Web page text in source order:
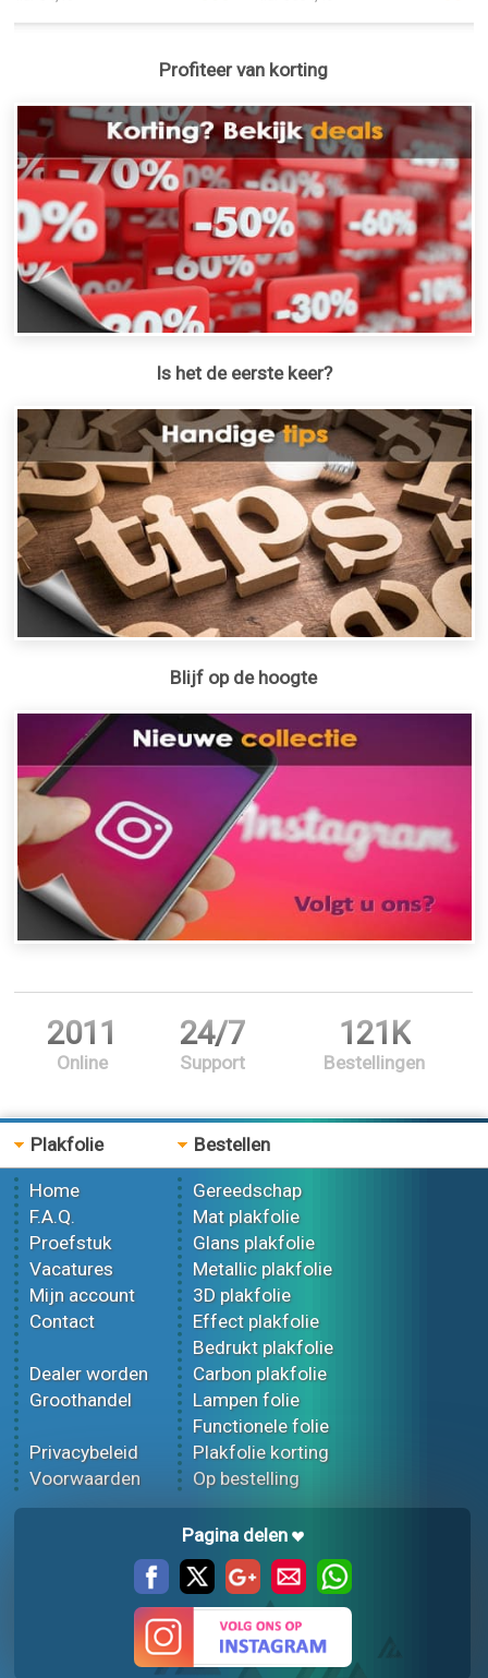
Profiteer van korting
Is het de eerste keer?
Blijf op de hoogte
2011
Online
24/7
Support
121K
Bestellingen
Plakfolie
Home
F.A.Q.
Proefstuk
Vacatures
Mijn account
Contact
Dealer worden
Groothandel
Privacybeleid
Voorwaarden
Bestellen
Gereedschap
Mat plakfolie
Glans plakfolie
Metallic plakfolie
3D plakfolie
Effect plakfolie
Bedrukt plakfolie
Carbon plakfolie
Lampen folie
Functionele folie
Plakfolie korting
Op bestelling
Pagina delen